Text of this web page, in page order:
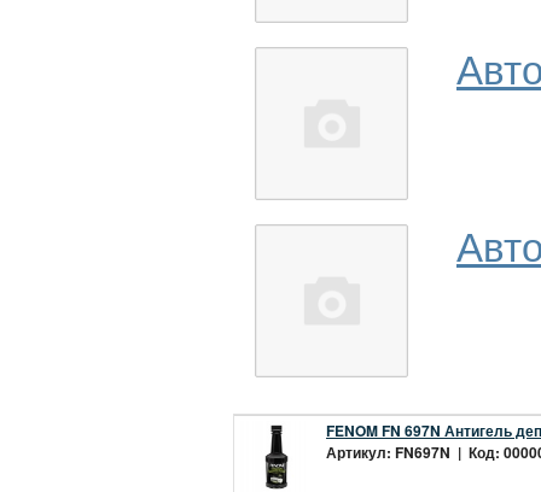
FENOM FN 697N Антигель
Артикул: FN697N | Код: